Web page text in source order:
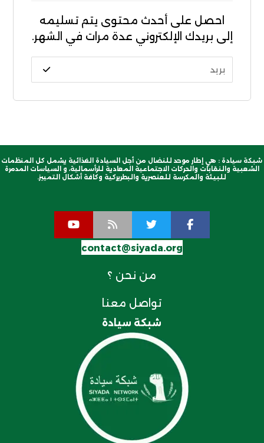
احصل على أحدث محتوى يتم تسليمه
إلى بريدك الإلكتروني عدة مرات في الشهر.
شبكة سيادة : هي إطار موحد للنضال من أجل السيادة الغذائية يشمل كل المنظمات
الشعبية والنقابات والحركات الاجتماعية المعادية للرأسمالية، و السياسات المدمرة
للبيئة والمكرسة للعنصرية والبطريركية وكافة أشكال التمييز.
contact@siyada.org
من نحن ؟
تواصل معنا
شبكة سيادة